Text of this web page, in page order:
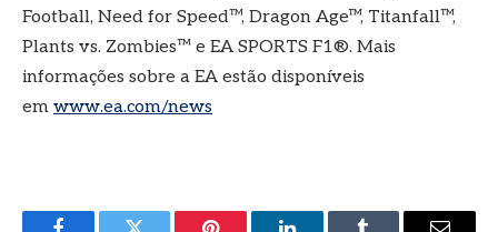
Football, Need for Speed™, Dragon Age™, Titanfall™,
Plants vs. Zombies™ e EA SPORTS F1®. Mais
informações sobre a EA estão disponíveis
em www.ea.com/news